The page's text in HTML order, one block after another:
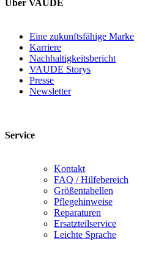
Über VAUDE
Eine zukunftsfähige Marke
Karriere
Nachhaltigkeitsbericht
VAUDE Storys
Presse
Newsletter
Service
Kontakt
FAQ / Hilfebereich
Größentabellen
Pflegehinweise
Reparaturen
Ersatzteilservice
Leichte Sprache